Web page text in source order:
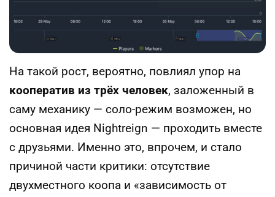
На такой рост, вероятно, повлиял упор на
кооператив из трёх человек, заложенный в
саму механику — соло-режим возможен, но
основная идея Nightreign — проходить вместе
с друзьями. Именно это, впрочем, и стало
причиной части критики: отсутствие
двухместного коопа и «зависимость от